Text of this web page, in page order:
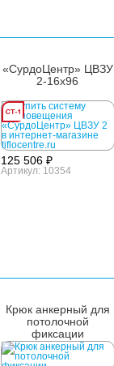
«СурдоЦентр» ЦВЗУ
2-16х96
125 506 ₽
Артикул: 10354
Крюк анкерный для
потолочной
фиксации